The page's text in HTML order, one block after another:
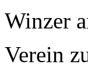
Winzer
Verein